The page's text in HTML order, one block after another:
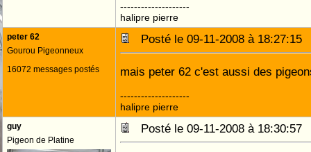
--------------------
halipre pierre
peter 62
Gourou Pigeonneux
16072 messages postés
Posté le 09-11-2008 à
mais peter 62 c'est aussi des
--------------------
halipre pierre
guy
Pigeon de Platine
Posté le 09-11-2008 à